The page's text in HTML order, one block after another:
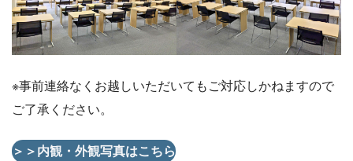
※事前連絡なくお越しいただいてもご対応しかねますので
ご了承ください。
＞＞内観・外観写真はこちら